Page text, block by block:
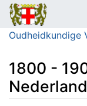
Oudheidkundige
1800 -
Nederland